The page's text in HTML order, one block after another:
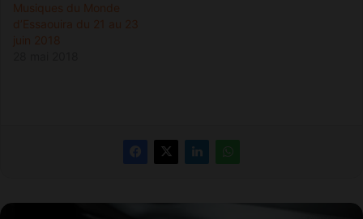
Musiques du Monde
d’Essaouira du 21 au 23
juin 2018